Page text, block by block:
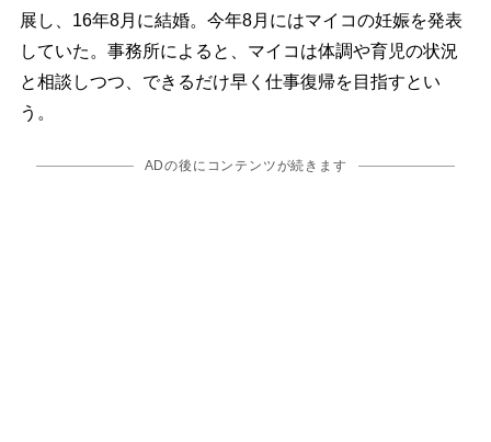
展し、16年8月に結婚。今年8月にはマイコの妊娠を発表
していた。事務所によると、マイコは体調や育児の状況
と相談しつつ、できるだけ早く仕事復帰を目指すとい
う。
ADの後にコンテンツが続きます